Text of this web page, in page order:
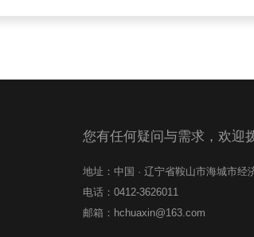
您有任何疑问与需求，欢迎
地址：中国 · 辽宁省鞍山市海城市经
电话：0412-3626011
邮箱：hchuaxin@163.com